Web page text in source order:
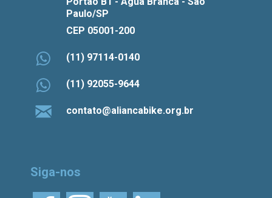
Paulo/SP
CEP 05001-200
(11) 97114-0140
(11) 92055-9644
contato@aliancabike.org.br
Siga-nos